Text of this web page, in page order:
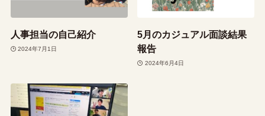
人事担当の自己紹介
2024年7月1日
5月のカジュアル面談結果
報告
2024年6月4日